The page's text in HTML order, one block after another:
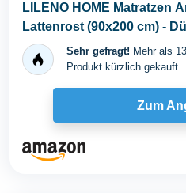
LILENO HOME Matratzen
Lattenrost (90x200 cm) -
für...
Sehr gefragt! Mehr als
Produkt kürzlich gekauft.
Zum